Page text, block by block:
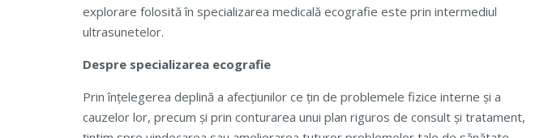
explorare folosită în specializarea medicală ecografie este prin intermediul
ultrasunetelor.
Despre specializarea ecografie
Prin înțelegerea deplină a afecțiunilor ce țin de problemele fizice interne și a
cauzelor lor, precum și prin conturarea unui plan riguros de consult și tratament,